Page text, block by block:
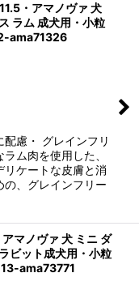
・アマノヴァ 犬
ラム 成犬用・小粒
ama71326
慮・ グレインフリ
ム肉を使用した、
リケートな皮膚と消
、グレインフリー
マノヴァ 犬 ミニ ダ
ビット成犬用・小粒
ama73771